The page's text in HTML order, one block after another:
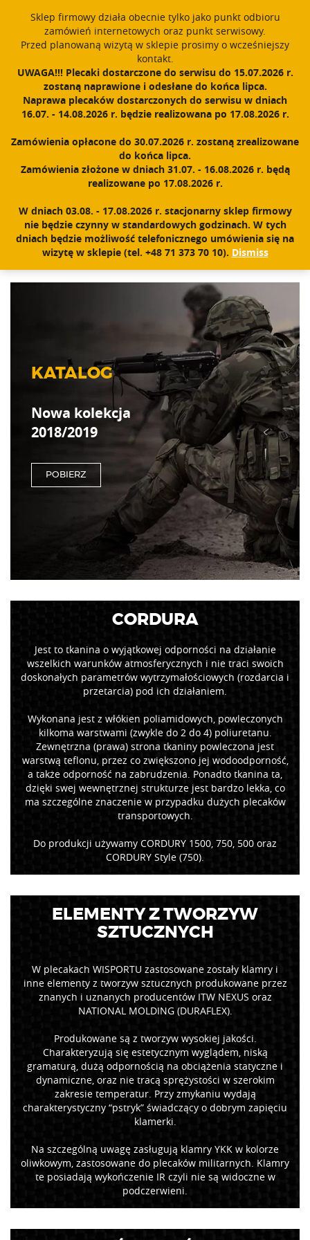
PROUDLY MADE IN POLAND SINCE 1984 English
Register Sign In 0
o
g
l
n
i
g
a
t
TECHNOLOGY
|Technology
KATALOG
Nowa kolekcja
2018/2019
POBIERZ
CORDURA
Jest to tkanina o wyjątkowej odporności na działanie
wszelkich warunków atmosferycznych i nie traci swoich
doskonałych parametrów wytrzymałościowych (rozdarcia i
przetarcia) pod ich działaniem.
Wykonana jest z włókien poliamidowych, powleczonych
kilkoma warstwami (zwykle do 2 do 4) poliuretanu.
Zewnętrzna (prawa) strona tkaniny powleczona jest
warstwą teflonu, przez co zwiększono jej wodoodporność,
a także odporność na zabrudzenia. Ponadto tkanina ta,
dzięki swej wewnętrznej strukturze jest bardzo lekka, co
ma szczególne znaczenie w przypadku dużych plecaków
transportowych.
Do produkcji używamy CORDURY 1500, 750, 500 oraz
CORDURY Style (750).
ELEMENTY Z TWORZYW
SZTUCZNYCH
W plecakach WISPORTU zastosowane zostały klamry i
inne elementy z tworzyw sztucznych produkowane przez
znanych i uznanych producentów ITW NEXUS oraz
NATIONAL MOLDING (DURAFLEX).
Produkowane są z tworzyw wysokiej jakości.
Charakteryzują się estetycznym wyglądem, niską
gramaturą, dużą odpornością na obciążenia statyczne i
dynamiczne, oraz nie tracą sprężystości w szerokim
zakresie temperatur. Przy zmykaniu wydają
charakterystyczny “pstryk” świadczący o dobrym zapięciu
klamerki.
Na szczególną uwagę zasługują klamry YKK w kolorze
oliwkowym, zastosowane do plecaków militarnych. Klamry
te posiadają wykończenie IR czyli nie są widoczne w
podczerwieni.
Sklep firmowy działa obecnie tylko jako punkt odbioru
zamówień internetowych oraz punkt serwisowy.
Przed planowaną wizytą w sklepie prosimy o wcześniejszy
kontakt.
UWAGA!!! Plecaki dostarczone do serwisu do 15.07.2026 r.
zostaną naprawione i odesłane do końca lipca.
Naprawa plecaków dostarczonych do serwisu w dniach
16.07. - 14.08.2026 r. będzie realizowana po 17.08.2026 r.
Zamówienia opłacone do 30.07.2026 r. zostaną zrealizowane
do końca lipca.
Zamówienia złożone w dniach 31.07. - 16.08.2026 r. będą
realizowane po 17.08.2026 r.
W dniach 03.08. - 17.08.2026 r. stacjonarny sklep firmowy
nie będzie czynny w standardowych godzinach. W tych
dniach będzie możliwość telefonicznego umówienia się na
wizytę w sklepie (tel. +48 71 373 70 10). Dismiss